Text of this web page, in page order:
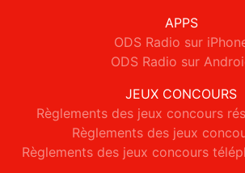
APPS
ODS Radio sur
ODS Radio sur
JEUX CONCOURS
Règlements des jeux concours
Règlements des jeux
Règlements des jeux concours